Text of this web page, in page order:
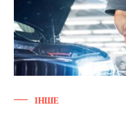
ІНШЕ